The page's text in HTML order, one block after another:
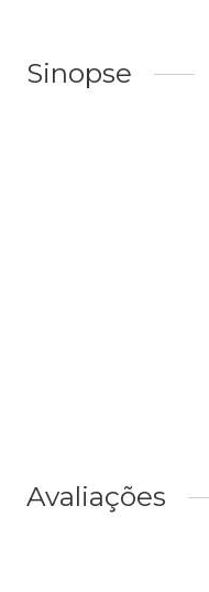
Sinopse
Avaliações